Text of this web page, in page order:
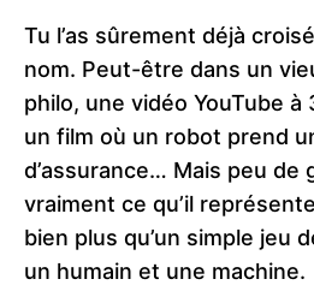
Tu l’as sûrement déjà
nom. Peut-être dans un
philo, une vidéo YouTube à
un film où un robot prend
d’assurance… Mais peu de
vraiment ce qu’il
bien plus qu’un simple jeu
un humain et une machine.